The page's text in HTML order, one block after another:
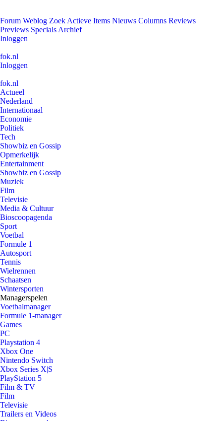
Forum Weblog Zoek Actieve Items Nieuws Columns Reviews
Previews Specials Archief
Inloggen
fok.nl
Inloggen
fok.nl
Actueel
Nederland
Internationaal
Economie
Politiek
Tech
Showbiz en Gossip
Opmerkelijk
Entertainment
Showbiz en Gossip
Muziek
Film
Televisie
Media & Cultuur
Bioscoopagenda
Sport
Voetbal
Formule 1
Autosport
Tennis
Wielrennen
Schaatsen
Wintersporten
Managerspelen
Voetbalmanager
Formule 1-manager
Games
PC
Playstation 4
Xbox One
Nintendo Switch
Xbox Series X|S
PlayStation 5
Film & TV
Film
Televisie
Trailers en Videos